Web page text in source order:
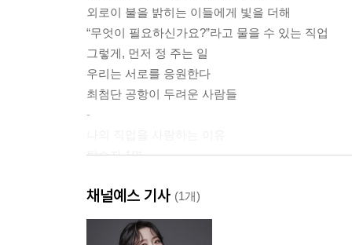
외로이 불을 밝히는 이들에게 빛을 더해
“무엇이 필요하신가요?”라고 물을 수 있는 직업
그렇게, 먼저 정 주는 일
우리는 서로를 응원한다
최첨단 공항이 두려운 사람들
-
탑승자 1명
2nd Destination
외모를 관리해야 하는 업무에 대하여
채널예스 기사 (1개)